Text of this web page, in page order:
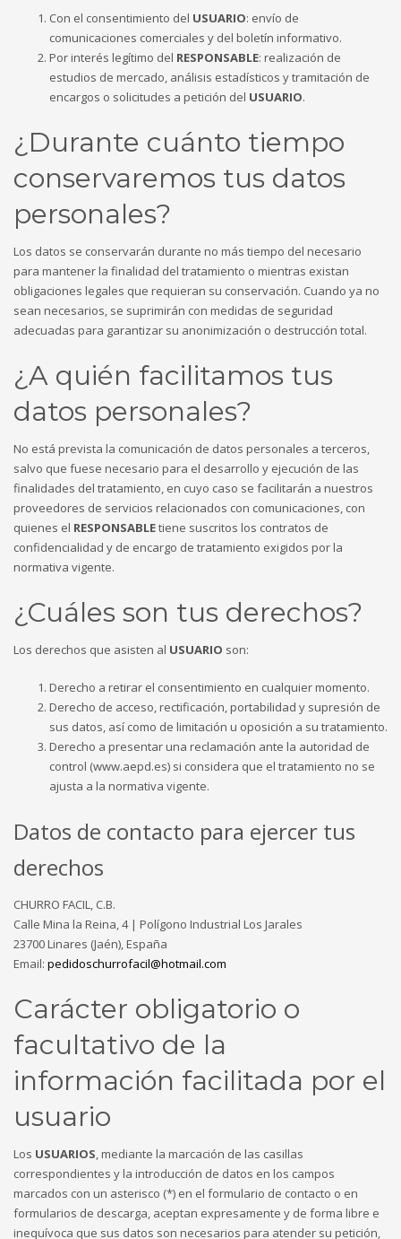
Con el consentimiento del USUARIO: envío de
comunicaciones comerciales y del boletín informativo.
Por interés legítimo del RESPONSABLE: realización de
estudios de mercado, análisis estadísticos y tramitación de
encargos o solicitudes a petición del USUARIO.
¿Durante cuánto tiempo
conservaremos tus datos
personales?
Los datos se conservarán durante no más tiempo del necesario
para mantener la finalidad del tratamiento o mientras existan
obligaciones legales que requieran su conservación. Cuando ya no
sean necesarios, se suprimirán con medidas de seguridad
adecuadas para garantizar su anonimización o destrucción total.
¿A quién facilitamos tus
datos personales?
No está prevista la comunicación de datos personales a terceros,
salvo que fuese necesario para el desarrollo y ejecución de las
finalidades del tratamiento, en cuyo caso se facilitarán a nuestros
proveedores de servicios relacionados con comunicaciones, con
quienes el RESPONSABLEtiene suscritos los contratos de
confidencialidad y de encargo de tratamiento exigidos por la
normativa vigente.
¿Cuáles son tus derechos?
Los derechos que asisten al USUARIO son:
Derecho a retirar el consentimiento en cualquier momento.
Derecho de acceso, rectificación, portabilidad y supresión de
sus datos, así como de limitación u oposición a su tratamiento.
Derecho a presentar una reclamación ante la autoridad de
control (www.aepd.es) si considera que el tratamiento no se
ajusta a la normativa vigente.
Datos de contacto para ejercer tus
derechos
CHURRO FACIL, C.B.
Calle Mina la Reina, 4 | Polígono Industrial Los Jarales
23700 Linares (Jaén), España
Email: pedidoschurrofacil@hotmail.com
Carácter obligatorio o
facultativo de la
información facilitada por el
usuario
Los USUARIOS, mediante la marcación de las casillas
correspondientes y la introducción de datos en los campos
marcados con un asterisco (*) en el formulario de contacto o en
formularios de descarga, aceptan expresamente y de forma libre e
inequívoca que sus datos son necesarios para atender su petición,